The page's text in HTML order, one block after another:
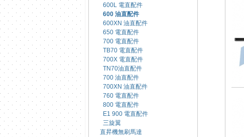
600L 電直配件
600 油直配件
600XN 油直配件
650 電直配件
700 電直配件
TB70 電直配件
700X 電直配件
TN70油直配件
700 油直配件
700XN 油直配件
760 電直配件
800 電直配件
E1 900 電直配件
三旋翼
直昇機無刷馬達